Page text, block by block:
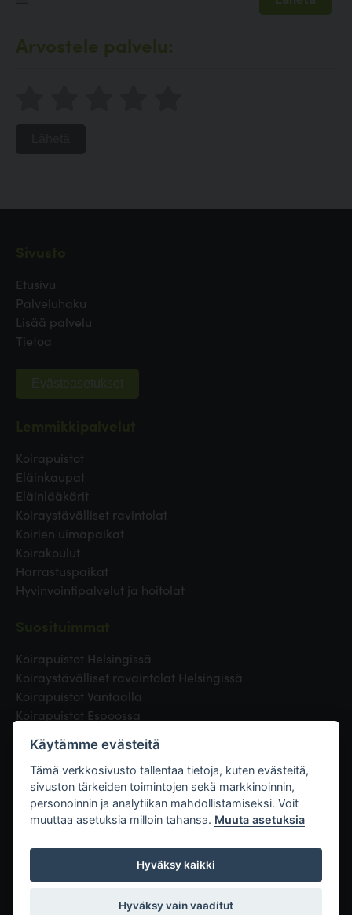
Arvostele palvelu:
Etusivu
Palveluhaku
Lisää palvelu
Tietoa
Evästeasetukset
Koirapuistot
Eläinkaupat
Eläinlääkärit
Koiraystävälliset ravintolat
Koirien uimapaikat
Koirakoulut
Harrastuspaikat
Hyvinvointipalvelut ja hoitolat
Koirapuistot Helsingissä
Koiraystävälliset ravaintolat Helsingissä
Koirapuistot Vantaalla
Koirapuistot Espoossa
Eläinlääkäri Helsingissä
Koirapuistot Tampereella
Linkit
Käytämme evästeitä
Tämä verkkosivusto tallentaa tietoja, kuten evästeitä,
sivuston tärkeiden toimintojen sekä markkinoinnin,
personoinnin ja analytiikan mahdollistamiseksi. Voit
muuttaa asetuksia milloin tahansa. Muuta asetuksia
Hyväksy kaikki
Hyväksy vain vaaditut